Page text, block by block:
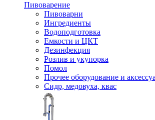
Пивоварение
Пивоварни
Ингредиенты
Водоподготовка
Емкости и ЦКТ
Дезинфекция
Розлив и укупорка
Помол
Прочее оборудование и
Сидр, медовуха, квас